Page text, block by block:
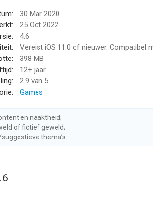
in the game!
you Mr. Bullet, Happy Glass, Ink Inc and
updates on our other Award Winning titles;
30 Mar 2020
25 Oct 2022
4.6
Vereist iOS 11.0 of nieuwer. Compatibel
398 MB
12+ jaar
2.9 van 5
Games
en naaktheid;
of fictief geweld;
thema’s.